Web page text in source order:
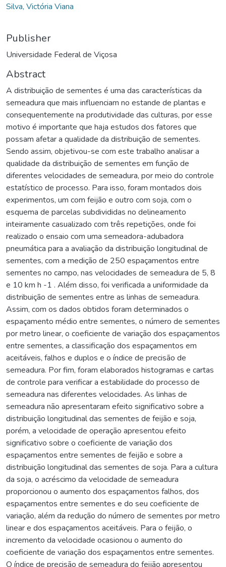
Silva, Victória Viana
Publisher
Universidade Federal de Viçosa
Abstract
A distribuição de sementes é uma das características da
semeadura que mais influenciam no estande de plantas e
consequentemente na produtividade das culturas, por esse
motivo é importante que haja estudos dos fatores que
possam afetar a qualidade da distribuição de sementes.
Sendo assim, objetivou-se com este trabalho analisar a
qualidade da distribuição de sementes em função de
diferentes velocidades de semeadura, por meio do controle
estatístico de processo. Para isso, foram montados dois
experimentos, um com feijão e outro com soja, com o
esquema de parcelas subdivididas no delineamento
inteiramente casualizado com três repetições, onde foi
realizado o ensaio com uma semeadora-adubadora
pneumática para a avaliação da distribuição longitudinal de
sementes, com a medição de 250 espaçamentos entre
sementes no campo, nas velocidades de semeadura de 5, 8
e 10 km h -1 . Além disso, foi verificada a uniformidade da
distribuição de sementes entre as linhas de semeadura.
Assim, com os dados obtidos foram determinados o
espaçamento médio entre sementes, o número de sementes
por metro linear, o coeficiente de variação dos espaçamentos
entre sementes, a classificação dos espaçamentos em
aceitáveis, falhos e duplos e o índice de precisão de
semeadura. Por fim, foram elaborados histogramas e cartas
de controle para verificar a estabilidade do processo de
semeadura nas diferentes velocidades. As linhas de
semeadura não apresentaram efeito significativo sobre a
distribuição longitudinal das sementes de feijão e soja,
porém, a velocidade de operação apresentou efeito
significativo sobre o coeficiente de variação dos
espaçamentos entre sementes de feijão e sobre a
distribuição longitudinal das sementes de soja. Para a cultura
da soja, o acréscimo da velocidade de semeadura
proporcionou o aumento dos espaçamentos falhos, dos
espaçamentos entre sementes e do seu coeficiente de
variação, além da redução do número de sementes por metro
linear e dos espaçamentos aceitáveis. Para o feijão, o
incremento da velocidade ocasionou o aumento do
coeficiente de variação dos espaçamentos entre sementes.
O índice de precisão de semeadura do feijão apresentou